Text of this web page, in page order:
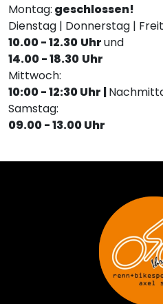
Montag: geschlossen!
Dienstag | Donnerstag |
10.00 - 12.30 Uhrund
14.00 - 18.30 Uhr
Mittwoch:
10:00 - 12:30 Uhr |
Samstag:
09.00 - 13.00 Uhr